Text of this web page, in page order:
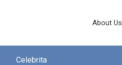
About Us
Celebrita